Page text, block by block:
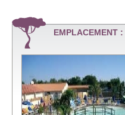
EMPLACEMENT :